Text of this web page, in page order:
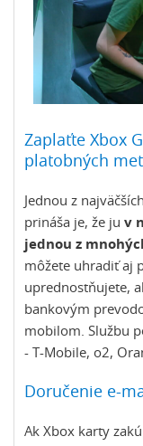
Zaplaťte Xbox
platobných
Jednou z
prináša je, že ju v
jednou z
môžete uhradiť aj
uprednostňujete,
bankovým
mobilom. Službu
- T-Mobile, o2,
Doručenie e-
Ak Xbox karty